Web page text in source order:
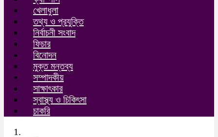
খেলাধুলা
তথ্য ও প্রযুক্তি
নির্বাচনী সংবাদ
ফিচার
বিনোদন
মুক্ত মন্তব্য
সম্পাদকীয়
সাক্ষাৎকার
স্বাস্থ্য ও চিকিৎসা
চাকরি